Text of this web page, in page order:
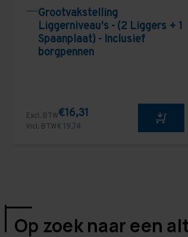
Grootvakstelling
Liggerniveau's - (2 Liggers + 1
Spaanplaat) - Inclusief
borgpennen
Excl. BTW€16,31
Incl. BTW€ 19,74
Op zoek naar een